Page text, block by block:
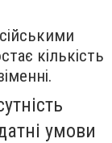
кількість
умови